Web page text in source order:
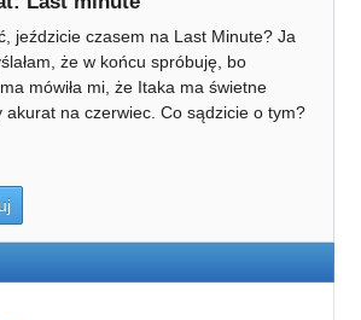
jeździcie czasem na Last Minute? Ja
że w końcu spróbuję, bo
mówiła mi, że Itaka ma świetne
akurat na czerwiec. Co sądzicie o tym?